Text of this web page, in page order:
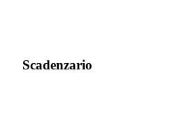
Scadenzario